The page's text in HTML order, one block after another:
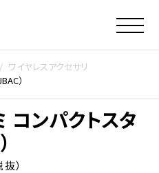
ワイヤレスアクセサリ
）
コンパクトスタ
）